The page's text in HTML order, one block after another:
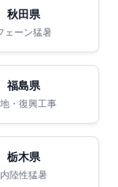
秋田県
ェーン猛暑
福島県
・復興工事
栃木県
内陸性猛暑